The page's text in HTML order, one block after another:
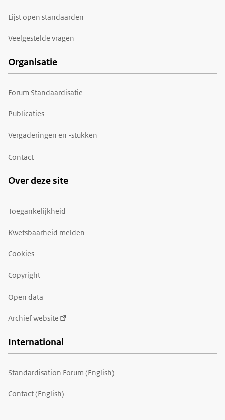
Lijst open standaarden
Veelgestelde vragen
Organisatie
Forum Standaardisatie
Publicaties
Vergaderingen en -stukken
Contact
Over deze site
Toegankelijkheid
Kwetsbaarheid melden
Cookies
Copyright
Open data
Archief website
International
Standardisation Forum (English)
Contact (English)